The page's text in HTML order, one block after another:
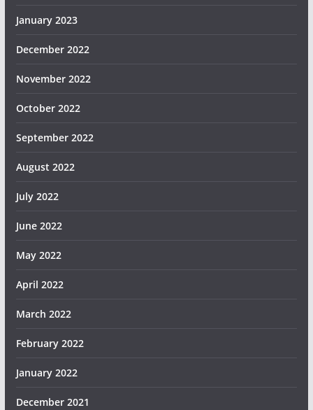
January 2023
December 2022
November 2022
October 2022
September 2022
August 2022
July 2022
June 2022
May 2022
April 2022
March 2022
February 2022
January 2022
December 2021